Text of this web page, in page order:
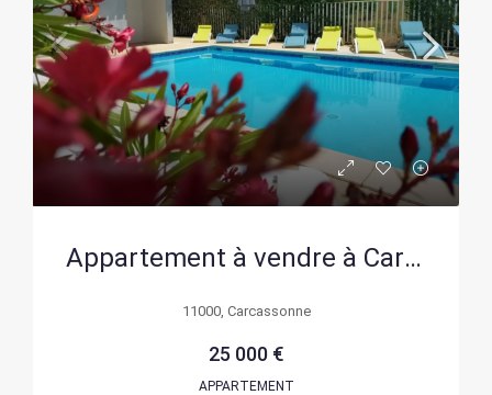
Appartement à vendre à Carcassonne – Investissement locatif sécurisé avec bail commercial
11000, Carcassonne
25 000 €
APPARTEMENT